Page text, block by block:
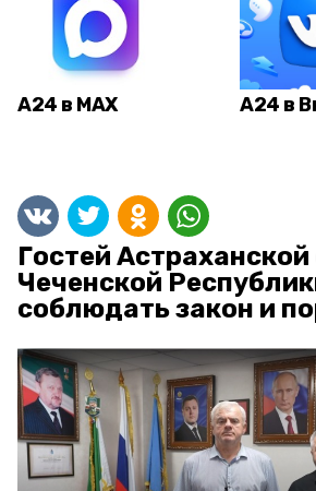
А24 в MAX А24 в
Гостей
Чеченской
соблюдать закон и